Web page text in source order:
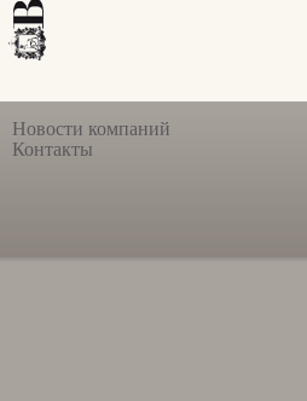
Новости компаний
Контакты